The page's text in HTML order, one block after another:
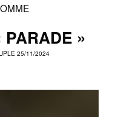
»
LE 25/11/2024